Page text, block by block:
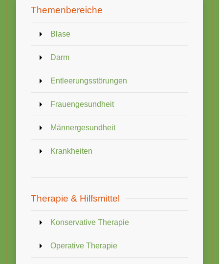
Themenbereiche
Blase
Darm
Entleerungsstörungen
Frauengesundheit
Männergesundheit
Krankheiten
Therapie & Hilfsmittel
Konservative Therapie
Operative Therapie